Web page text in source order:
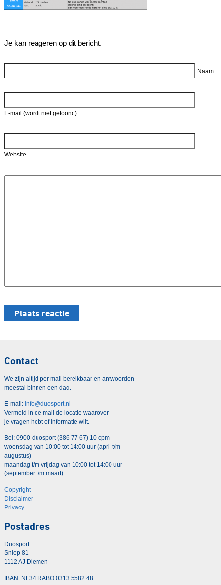
Je kan reageren op dit bericht.
Naam
E-mail (wordt niet getoond)
Website
Contact
We zijn altijd per mail bereikbaar en antwoorden
meestal binnen een dag.
E-mail: info@duosport.nl
Vermeld in de mail de locatie waarover
je vragen hebt of informatie wilt.
Bel: 0900-duosport (386 77 67) 10 cpm
woensdag van 10:00 tot 14:00 uur (april t/m
augustus)
maandag t/m vrijdag van 10:00 tot 14:00 uur
(september t/m maart)
Copyright
Disclaimer
Privacy
Postadres
Duosport
Sniep 81
1112 AJ Diemen
IBAN: NL34 RABO 0313 5582 48